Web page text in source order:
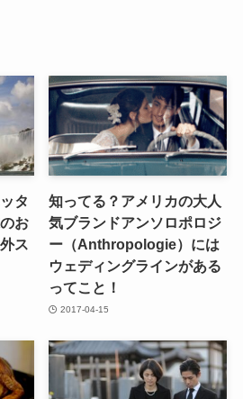
タ
お
ス
知ってる？アメリカの大人
気ブランドアンソロポロジ
ー（Anthropologie）には
ウェディングラインがある
ってこと！
2017-04-15